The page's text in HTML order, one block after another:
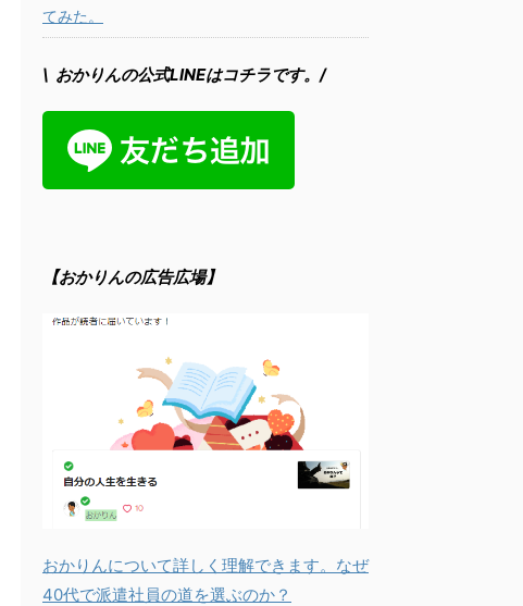
てみた。
\ おかりんの公式LINEはコチラです。/
【おかりんの広告広場】
おかりんについて詳しく理解できます。なぜ
40代で派遣社員の道を選ぶのか？